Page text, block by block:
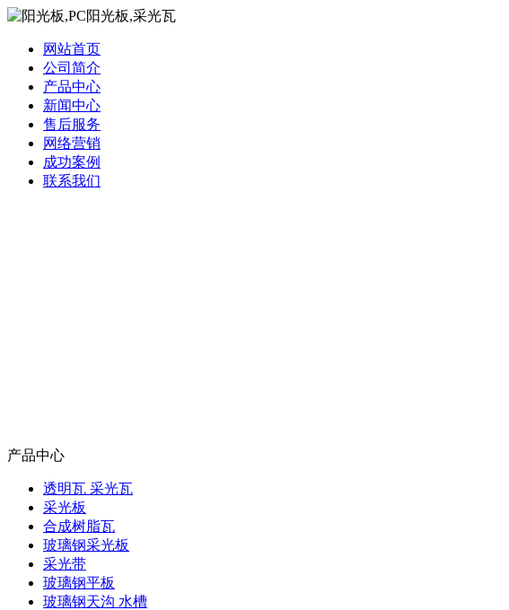
网站首页
公司简介
产品中心
新闻中心
售后服务
网络营销
成功案例
联系我们
产品中心
透明瓦 采光瓦
采光板
合成树脂瓦
玻璃钢采光板
采光带
玻璃钢平板
玻璃钢天沟 水槽